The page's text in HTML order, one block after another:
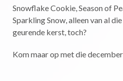
Snowflake Cookie, Season of
Sparkling Snow, alleen van al
geurende kerst, toch?
Kom maar op met die